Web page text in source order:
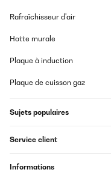
Rafraîchisseur d'air
Hotte murale
Plaque à induction
Plaque de cuisson gaz
Sujets populaires
Service client
Informations